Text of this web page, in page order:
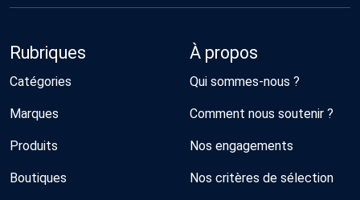
Rubriques
Catégories
Marques
Produits
Boutiques
À propos
Qui sommes-nous ?
Comment nous soutenir ?
Nos engagements
Nos critères de sélection